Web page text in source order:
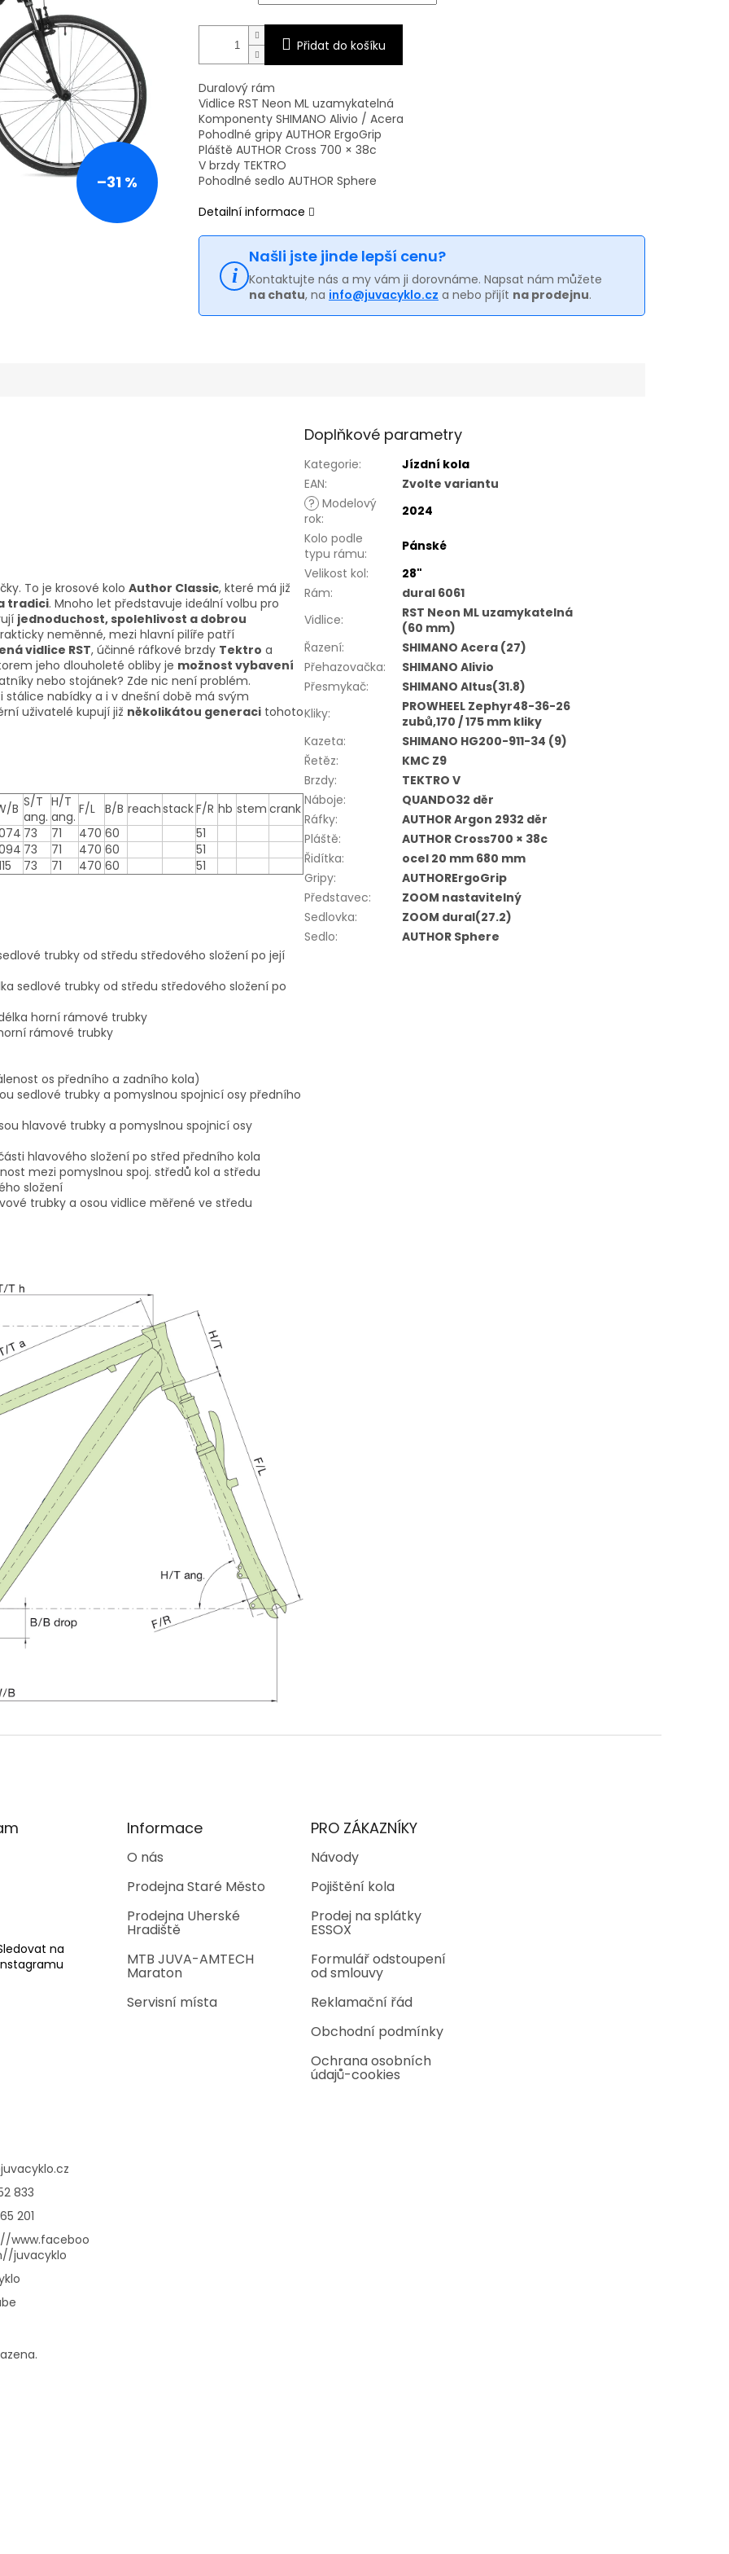
–31 %
Přidat do košíku
Duralový rám
Vidlice RST Neon ML uzamykatelná
Komponenty SHIMANO Alivio / Acera
Pohodlné gripy AUTHOR ErgoGrip
Pláště AUTHOR Cross 700 × 38c
V brzdy TEKTRO
Pohodlné sedlo AUTHOR Sphere
Detailní informace
Našli jste jinde lepší cenu?
Kontaktujte nás a my vám ji dorovnáme. Napsat nám můžete
na chatu, na info@juvacyklo.cz a nebo přijít na prodejnu.
To je krosové kolo Author Classic, které má již
tradici. Mnoho let představuje ideální volbu pro
jednoduchost, spolehlivost a dobrou
neměnné, mezi hlavní pilíře patří
vidlice RST, účinné ráfkové brzdy Tektro a
jeho dlouholeté obliby je možnost vybavení
nebo stojánek? Zde nic není problém.
stálice nabídky a i v dnešní době má svým
uživatelé kupují již několikátou generaci tohoto
B S/T
ang.
H/T
ang. F/L B/B reachstackF/R hb stem crank
73 71 470 60
51
73 71 470 60
51
73 71 470 60 51
trubky od středu středového složení po její
sedlové trubky od středu středového složení po
horní rámové trubky
rámové trubky
os předního a zadního kola)
sedlové trubky a pomyslnou spojnicí osy předního
hlavové trubky a pomyslnou spojnicí osy
hlavového složení po střed předního kola
mezi pomyslnou spoj. středů kol a středu
složení
trubky a osou vidlice měřené ve středu
Doplňkové parametry
Kategorie:
Jízdní kola
EAN:
Zvolte variantu
? Modelový
rok:
2024
Kolo podle
typu rámu:
Pánské
Velikost kol:
28"
Rám:
dural 6061
Vidlice:
RST Neon ML uzamykatelná
(60 mm)
Řazení:
SHIMANO Acera (27)
Přehazovačka:
SHIMANO Alivio
Přesmykač:
SHIMANO Altus(31.8)
Kliky:
PROWHEEL Zephyr48-36-26
zubů,170 / 175 mm kliky
Kazeta:
SHIMANO HG200-911-34 (9)
Řetěz:
KMC Z9
Brzdy:
TEKTRO V
Náboje:
QUANDO32 děr
Ráfky:
AUTHOR Argon 2932 děr
Pláště:
AUTHOR Cross700 × 38c
Řidítka:
ocel 20 mm 680 mm
Gripy:
AUTHORErgoGrip
Představec:
ZOOM nastavitelný
Sedlovka:
ZOOM dural(27.2)
Sedlo: AUTHOR Sphere
na
Informace
O nás
Prodejna Staré Město
Prodejna Uherské
Hradiště
MTB JUVA-AMTECH
Maraton
Servisní místa
PRO ZÁKAZNÍKY
Návody
Pojištění kola
Prodej na splátky
ESSOX
Formulář odstoupení
od smlouvy
Reklamační řád
Obchodní podmínky
Ochrana osobních
údajů-cookies
juvacyklo.cz
833
201
www.faceboo
juvacyklo